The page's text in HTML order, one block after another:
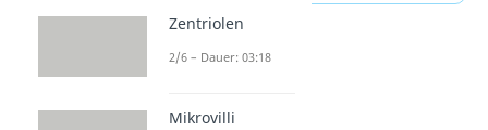
Zentriolen
2/6 – Dauer: 03:18
Mikrovilli